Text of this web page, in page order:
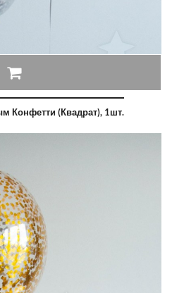
Конфетти (квадрат), 1шт.